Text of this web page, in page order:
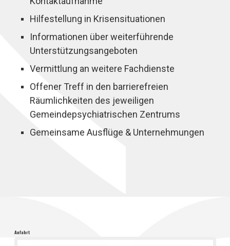
Hilfestellung in Krisensituationen
Informationen über weiterführende
Unterstützungsangeboten
Vermittlung an weitere Fachdienste
Offener Treff in den barrierefreien
Räumlichkeiten des jeweiligen
Gemeindepsychiatrischen Zentrums
Gemeinsame Ausflüge & Unternehmungen
Anfahrt